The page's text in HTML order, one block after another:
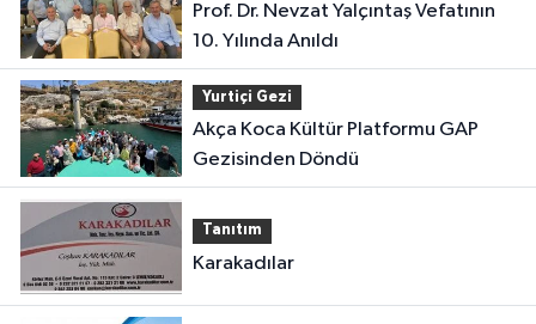
Prof. Dr. Nevzat Yalçıntaş Vefatının
10. Yılında Anıldı
Yurtiçi Gezi
Akça Koca Kültür Platformu GAP
Gezisinden Döndü
Tanıtım
Karakadılar